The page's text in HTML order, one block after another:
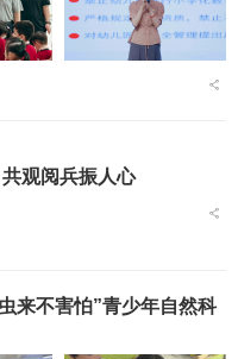
观阅兵振人心
来不害怕”青少年自然科